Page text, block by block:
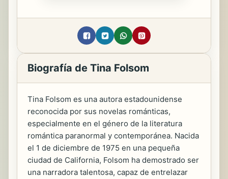
Biografía de Tina Folsom
Tina Folsom es una autora estadounidense
reconocida por sus novelas románticas,
especialmente en el género de la literatura
romántica paranormal y contemporánea. Nacida
el 1 de diciembre de 1975 en una pequeña
ciudad de California, Folsom ha demostrado ser
una narradora talentosa, capaz de entrelazar